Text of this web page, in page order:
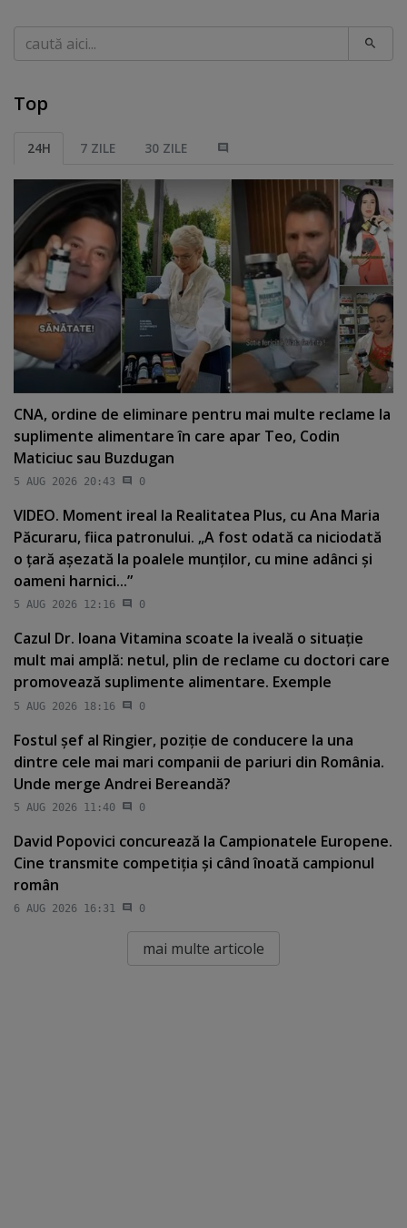
Caută
Top
24H 7 ZILE 30 ZILE
CNA, ordine de eliminare pentru mai multe reclame la
suplimente alimentare în care apar Teo, Codin
Maticiuc sau Buzdugan
5 AUG 2026 20:43 0
VIDEO. Moment ireal la Realitatea Plus, cu Ana Maria
Păcuraru, fiica patronului. „A fost odată ca niciodată
o ţară aşezată la poalele munţilor, cu mine adânci şi
oameni harnici...”
5 AUG 2026 12:16 0
Cazul Dr. Ioana Vitamina scoate la iveală o situaţie
mult mai amplă: netul, plin de reclame cu doctori care
promovează suplimente alimentare. Exemple
5 AUG 2026 18:16 0
Fostul şef al Ringier, poziţie de conducere la una
dintre cele mai mari companii de pariuri din România.
Unde merge Andrei Bereandă?
5 AUG 2026 11:40 0
David Popovici concurează la Campionatele Europene.
Cine transmite competiţia şi când înoată campionul
român
6 AUG 2026 16:31 0
mai multe articole